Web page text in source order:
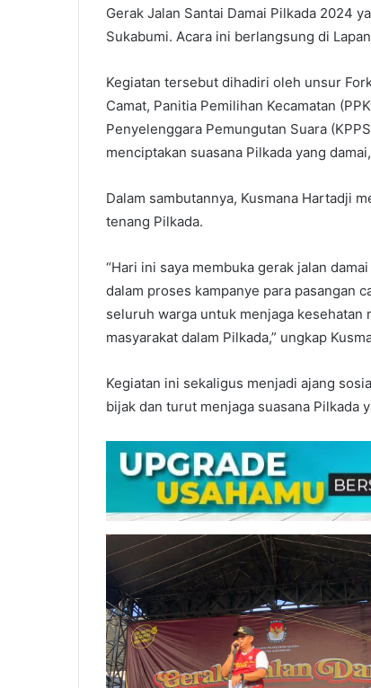
Gerak Jalan Santai Damai Pilkada 2024
Sukabumi. Acara ini berlangsung di
Kegiatan tersebut dihadiri oleh unsur
Camat, Panitia Pemilihan Kecamatan
Penyelenggara Pemungutan Suara
menciptakan suasana Pilkada yang
Dalam sambutannya, Kusmana Hartadji
tenang Pilkada.
“Hari ini saya membuka gerak jalan
dalam proses kampanye para pasangan
seluruh warga untuk menjaga
masyarakat dalam Pilkada,” ungkap
Kegiatan ini sekaligus menjadi ajang
bijak dan turut menjaga suasana Pilkada